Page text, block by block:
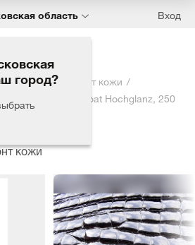
область
город?
Вход
Ремонт кожи
Colourlock Top Coat Hochglanz, 250
кожи